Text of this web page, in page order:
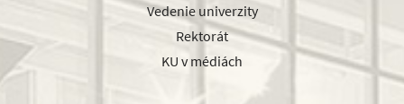
Vedenie univerzity
Rektorát
KU v médiách